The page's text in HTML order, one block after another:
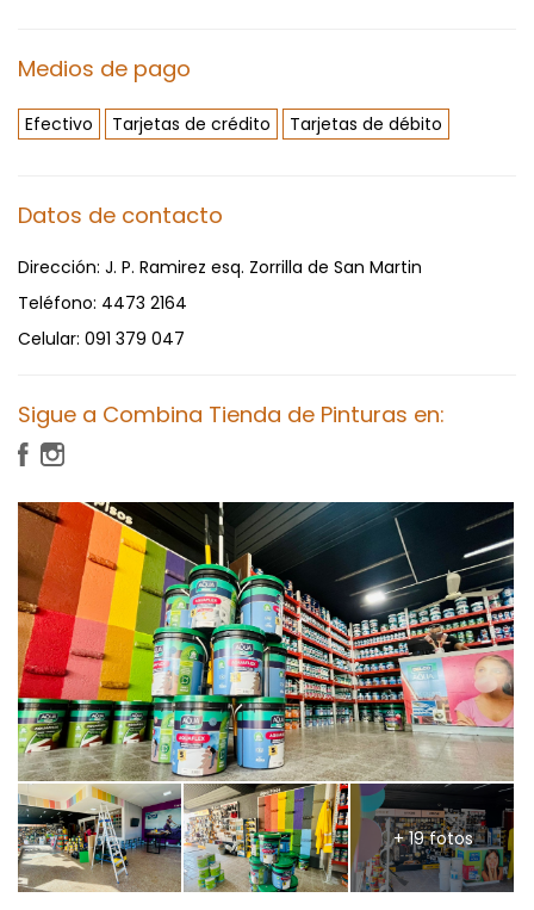
Medios de pago
Efectivo Tarjetas de crédito Tarjetas de débito
Datos de contacto
Dirección: J. P. Ramirez esq. Zorrilla de San Martin
Teléfono: 4473 2164
Celular: 091 379 047
Sigue a Combina Tienda de Pinturas en:
+ 19 fotos